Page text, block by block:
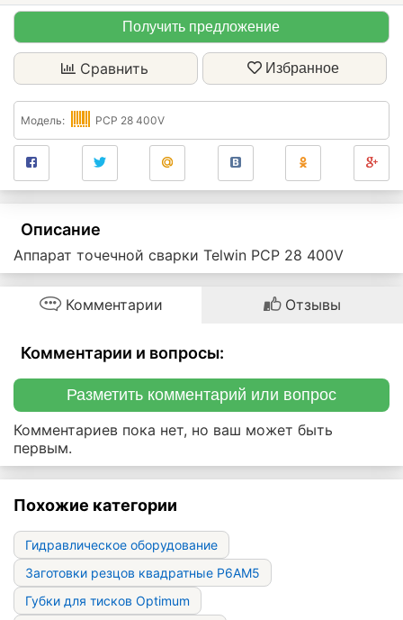
Получить предложение
Сравнить Избранное
Модель: PCP 28 400V
Описание
Аппарат точечной сварки Telwin PCP 28 400V
Комментарии Отзывы
Комментарии и вопросы:
Разметить комментарий или вопрос
Комментариев пока нет, но ваш может быть
первым.
Похожие категории
Гидравлическое оборудование
Заготовки резцов квадратные Р6АМ5
Губки для тисков Optimum